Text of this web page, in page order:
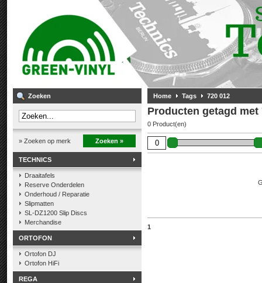
Zoeken
» Zoeken op merk Zoeken »
TECHNICS
Draaitafels
Reserve Onderdelen
Onderhoud / Reparatie
Slipmatten
SL-DZ1200 Slip Discs
Merchandise
ORTOFON
Ortofon DJ
Ortofon HiFi
REGA
Home Tags 720 012
Producten getagd met
0 Product(en)
1